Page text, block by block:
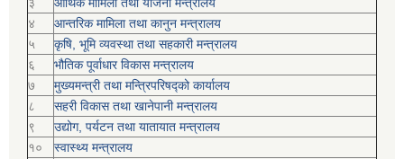
४
आन्तरिक मामिला तथा कानुन मन्त्रालय
५
कृषि, भूमि व्यवस्था तथा सहकारी मन्त्रालय
६
भौतिक पूर्वाधार विकास मन्त्रालय
७
मुख्यमन्त्री तथा मन्त्रिपरिषद्को कार्यालय
८
सहरी विकास तथा खानेपानी मन्त्रालय
९
उद्योग, पर्यटन तथा यातायात मन्त्रालय
१०
स्वास्थ्य मन्त्रालय